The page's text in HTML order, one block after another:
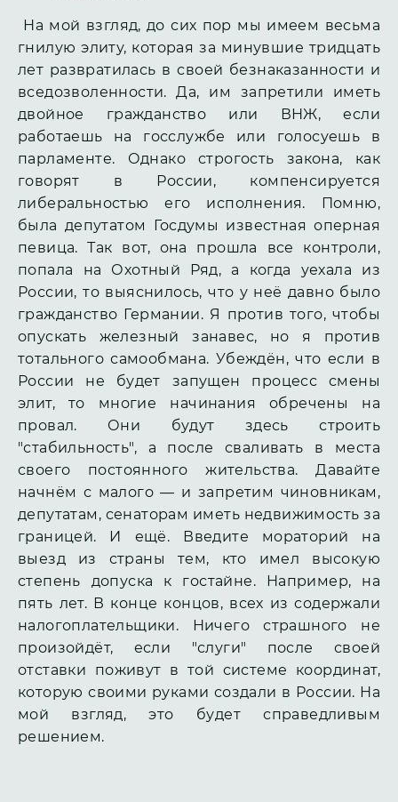
На мой взгляд, до сих пор мы имеем весьма
гнилую элиту, которая за минувшие тридцать
лет развратилась в своей безнаказанности и
вседозволенности. Да, им запретили иметь
двойное гражданство или ВНЖ, если
работаешь на госслужбе или голосуешь в
парламенте. Однако строгость закона, как
говорят в России, компенсируется
либеральностью его исполнения. Помню,
была депутатом Госдумы известная оперная
певица. Так вот, она прошла все контроли,
попала на Охотный Ряд, а когда уехала из
России, то выяснилось, что у неё давно было
гражданство Германии. Я против того, чтобы
опускать железный занавес, но я против
тотального самообмана. Убеждён, что если в
России не будет запущен процесс смены
элит, то многие начинания обречены на
провал. Они будут здесь строить
"стабильность", а после сваливать в места
своего постоянного жительства. Давайте
начнём с малого — и запретим чиновникам,
депутатам, сенаторам иметь недвижимость за
границей. И ещё. Введите мораторий на
выезд из страны тем, кто имел высокую
степень допуска к гостайне. Например, на
пять лет. В конце концов, всех из содержали
налогоплательщики. Ничего страшного не
произойдёт, если "слуги" после своей
отставки поживут в той системе координат,
которую своими руками создали в России. На
мой взгляд, это будет справедливым
решением.